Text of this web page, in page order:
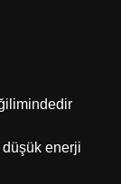
düşük enerji